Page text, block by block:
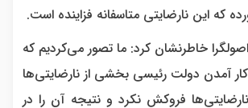
که این نارضایتی متاسفانه فزاینده است.
خاطرنشان کرد: ما تصور می‌کردیم که
روی کار آمدن دولت رئیسی بخشی از نارضایتی‌ها
فروکش نکرد و نتیجه آن را در